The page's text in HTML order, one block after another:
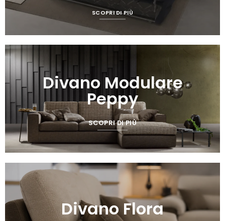
SCOPRI DI PIÙ
Divano Modulare
Peppy
SCOPRI DI PIÙ
Divano Flora